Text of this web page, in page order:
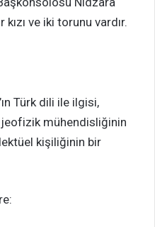
ve iki torunu vardır.
Türk dili ile ilgisi,
mühendisliğinin
kişiliğinin bir